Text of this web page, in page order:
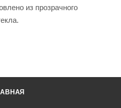
из прозрачного